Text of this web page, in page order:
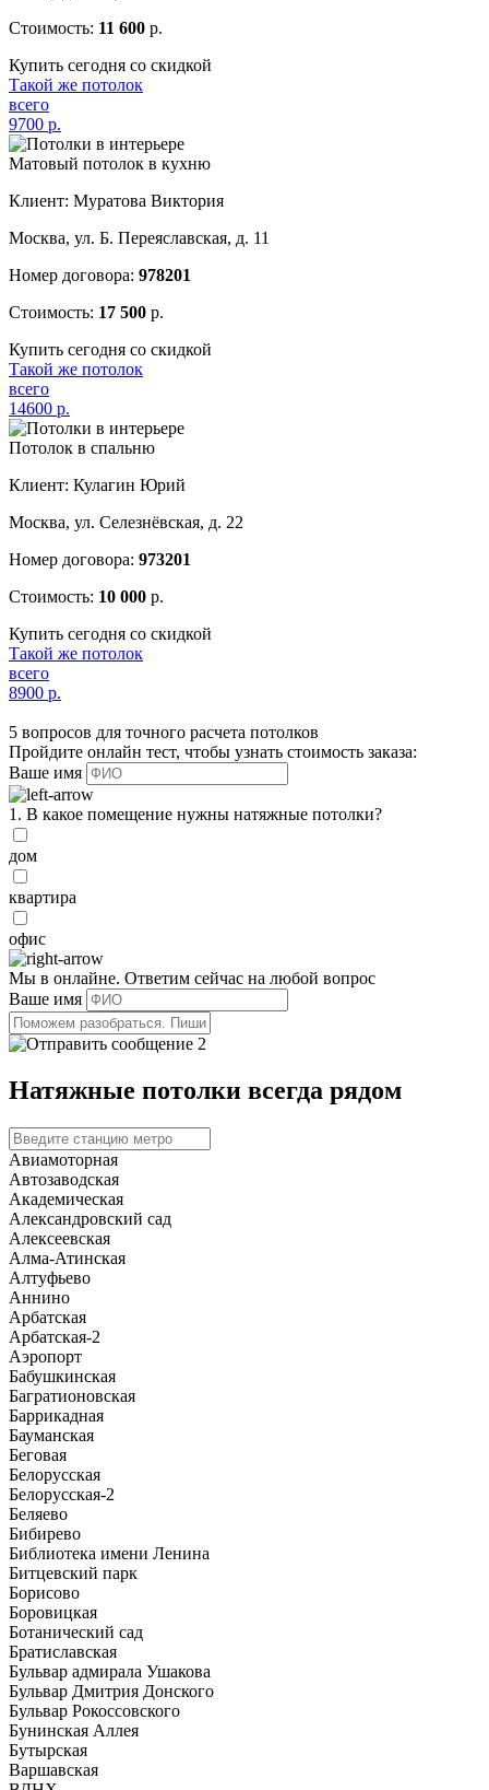
Стоимость: 11 600 р.
Купить сегодня со скидкой
Такой же потолок
всего
9700 р.
Матовый потолок в кухню
Клиент: Муратова Виктория
Москва, ул. Б. Переяславская, д. 11
Номер договора: 978201
Стоимость: 17 500 р.
Купить сегодня со скидкой
Такой же потолок
всего
14600 р.
Потолок в спальню
Клиент: Кулагин Юрий
Москва, ул. Селезнёвская, д. 22
Номер договора: 973201
Стоимость: 10 000 р.
Купить сегодня со скидкой
Такой же потолок
всего
8900 р.
5 вопросов для точного расчета потолков
Пройдите онлайн тест, чтобы узнать стоимость заказа:
Ваше имя
1. В какое помещение нужны натяжные потолки?
дом
квартира
офис
Мы в онлайне. Ответим сейчас на любой вопрос
Ваше имя
2
Натяжные потолки всегда рядом
Авиамоторная
Автозаводская
Академическая
Александровский сад
Алексеевская
Алма-Атинская
Алтуфьево
Аннино
Арбатская
Арбатская-2
Аэропорт
Бабушкинская
Багратионовская
Баррикадная
Бауманская
Беговая
Белорусская
Белорусская-2
Беляево
Бибирево
Библиотека имени Ленина
Битцевский парк
Борисово
Боровицкая
Ботанический сад
Братиславская
Бульвар адмирала Ушакова
Бульвар Дмитрия Донского
Бульвар Рокоссовского
Бунинская Аллея
Бутырская
Варшавская